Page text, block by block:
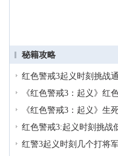
秘籍攻略
红色警戒3起义时刻挑战
《红色警戒3：起义》红
《红色警戒3：起义》生
红色警戒3:起义时刻挑战
红警3起义时刻几个打将